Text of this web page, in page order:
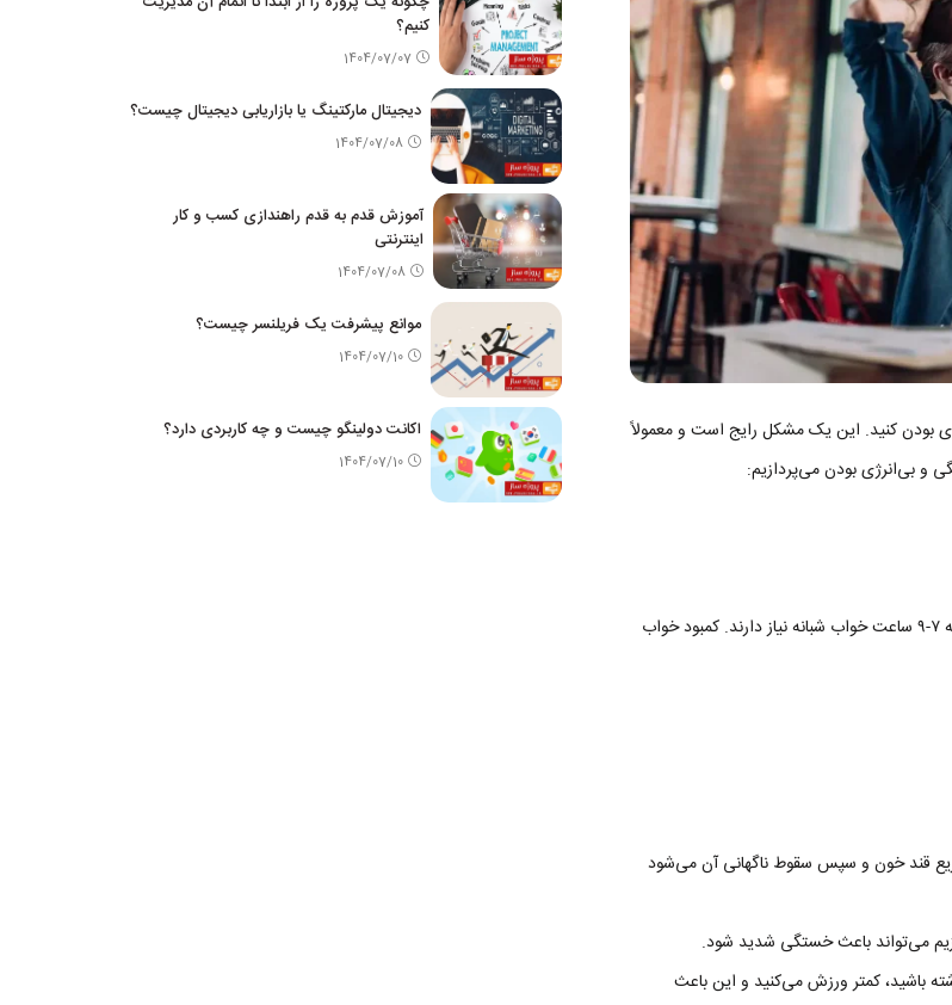
کنید. این یک مشکل رایج است و معمولاً
و بی‌انرژی بودن می‌پردازیم:
این واضح‌ترین دلیل است. بزرگسالان معمولاً به ۷-۹ ساعت خواب شبانه نیاز دارند. کمبود خواب
قند خون و سپس سقوط ناگهانی آن می‌شود
باشید، کمتر ورزش می‌کنید و این باعث
کنیم؟
1404/07/07
دیجیتال مارکتینگ یا بازاریابی دیجیتال چیست؟
1404/07/08
آموزش قدم به قدم راهندازی کسب و کار
اینترنتی
1404/07/08
موانع پیشرفت یک فریلنسر چیست؟
1404/07/10
اکانت دولینگو چیست و چه کاربردی دارد؟
1404/07/10